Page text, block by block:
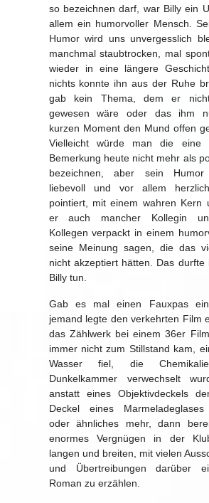
so bezeichnen darf, war Billy ein
allem ein humorvoller Mensch.
Humor wird uns unvergesslich
manchmal staubtrocken, mal
wieder in eine längere
nichts konnte ihn aus der Ruhe
gab kein Thema, dem er nicht
gewesen wäre oder das ihm
kurzen Moment den Mund offen
Vielleicht würde man die eine
Bemerkung heute nicht mehr als
bezeichnen, aber sein
liebevoll und vor allem
pointiert, mit einem wahren Kern
er auch mancher Kollegin
Kollegen verpackt in einem
seine Meinung sagen, die das
nicht akzeptiert hätten. Das durfte
Billy tun.
Gab es mal einen Fauxpas
jemand legte den verkehrten Film
das Zählwerk bei einem 36er
immer nicht zum Stillstand kam,
Wasser fiel, die
Dunkelkammer verwechselt
anstatt eines Objektivdeckels
Deckel eines Marmeladeglases
oder ähnliches mehr, dann
enormes Vergnügen in der
langen und breiten, mit vielen
und Übertreibungen darüber
Roman zu erzählen.